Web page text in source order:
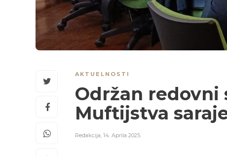
AKTUELNOSTI
Održan redovni
Muftijstva
Redakcija, 14. Aprila 2025.